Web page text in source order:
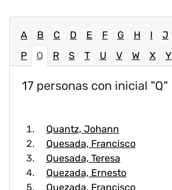
A B C D E F G H I J
P
Q R S T U V W X Y
17 personas con inicial "Q"
Quantz, Johann
Quesada, Francisco
Quesada, Teresa
Quezada, Ernesto
Quezada, Francisco